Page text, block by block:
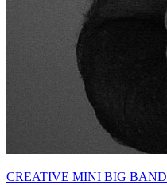
CREATIVE MINI BIG BAND